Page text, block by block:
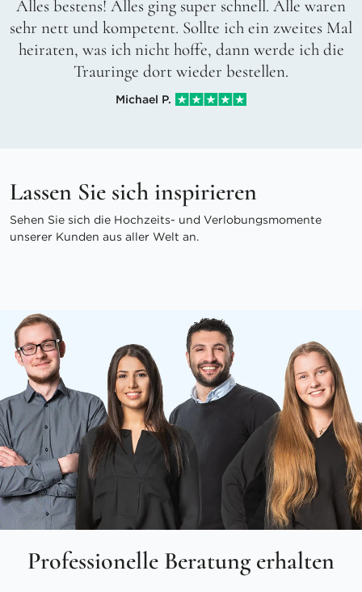
Alles bestens! Alles ging super schnell. Alle waren
sehr nett und kompetent. Sollte ich ein zweites Mal
heiraten, was ich nicht hoffe, dann werde ich die
Trauringe dort wieder bestellen.
Michael P.
Lassen Sie sich inspirieren
Sehen Sie sich die Hochzeits- und Verlobungsmomente
unserer Kunden aus aller Welt an.
Professionelle Beratung erhalten